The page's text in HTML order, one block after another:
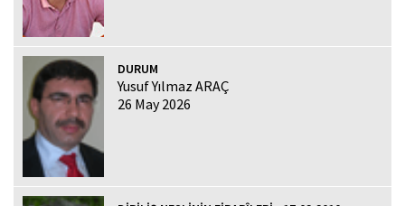
DURUM
Yusuf Yılmaz ARAÇ
26 May 2026